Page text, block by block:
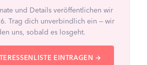
und Details veröffentlichen wir
Trag dich unverbindlich ein — wir
uns, sobald es losgeht.
EINTRAGEN →